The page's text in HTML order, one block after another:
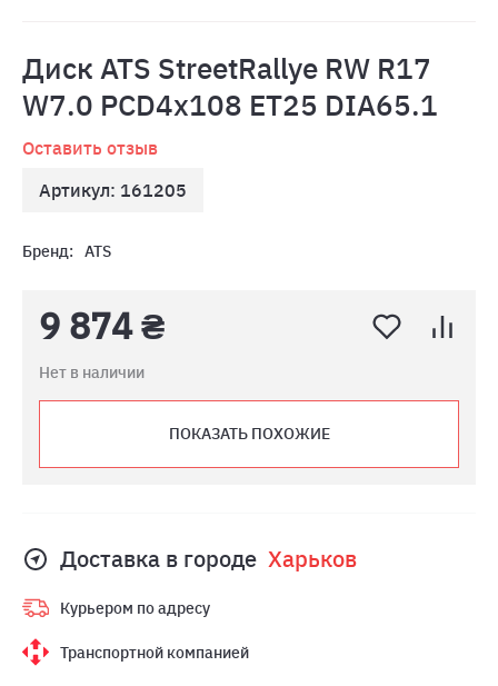
Диск ATS StreetRallye RW R17
W7.0 PCD4x108 ET25 DIA65.1
Оставить отзыв
Артикул: 161205
Бренд: ATS
9 874 ₴
Нет в наличии
ПОКАЗАТЬ ПОХОЖИЕ
Доставка в городе Харьков
Курьером по адресу
Транспортной компанией